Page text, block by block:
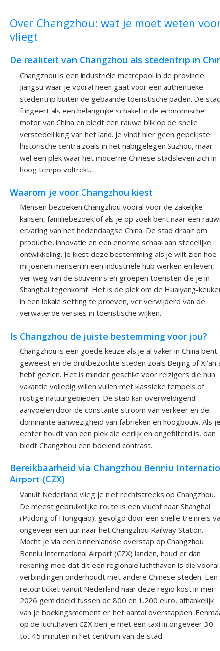
Over Changzhou: wat je moet weten
vliegt
De realiteit van Changzhou als stedentrip in
Changzhou is een industriële metropool in de provincie
Jiangsu waar je vooral heen gaat voor een authentieke
stedentrip buiten de gebaande toeristische paden. De
fungeert als een belangrijke schakel in de economische
motor van China en biedt een rauwe blik op de snelle
verstedelijking van het land. Je vindt hier geen gepolijste
historische centra zoals in het nabijgelegen Suzhou, maar
wel een plek waar het moderne Chinese stadsleven zich in
hoog tempo voltrekt.
Waarom je voor Changzhou kiest
Mensen bezoeken Changzhou vooral voor de zakelijke
kansen, familiebezoek of als je op zoek bent naar een
ervaring van het hedendaagse China. De stad draait om
productie, innovatie en een enorme schaal aan stedelijke
ontwikkeling. Je kiest deze bestemming als je wilt zien hoe
miljoenen mensen in een industriële hub werken en leven,
ver weg van de souvenirs en groepen toeristen die je in
Shanghai tegenkomt. Het is de plek om de Huaiyang-
in een lokale setting te proeven, ver verwijderd van de
verwaterde versies in toeristische wijken.
Is Changzhou de juiste bestemming voor jou?
Changzhou is een goede keuze als je al vaker in China bent
geweest en de drukbezochte steden zoals Beijing of Xi'an
hebt gezien. Het is minder geschikt voor reizigers die hun
vakantie volledig willen vullen met klassieke tempels of
rustige natuurgebieden. De stad kan overweldigend
aanvoelen door de constante stroom van verkeer en de
dominante aanwezigheid van fabrieken en hoogbouw. Als je
echter houdt van een plek die eerlijk en ongefilterd is, dan
biedt Changzhou een boeiend contrast.
Bereikbaarheid via Changzhou Benniu
Airport (CZX)
Vanuit Nederland vlieg je niet rechtstreeks op Changzhou.
De meest gebruikelijke route is een vlucht naar Shanghai
(Pudong of Hongqiao), gevolgd door een snelle treinreis
ongeveer een uur naar het Changzhou Railway Station.
Mocht je via een binnenlandse overstap op Changzhou
Benniu International Airport (CZX) landen, houd er dan
rekening mee dat dit een regionale luchthaven is die vooral
verbindingen onderhoudt met andere Chinese steden. Een
retourticket vanuit Nederland naar deze regio kost in mei
2026 gemiddeld tussen de 800 en 1.200 euro, afhankelijk
van je boekingsmoment en het aantal overstappen.
op de luchthaven CZX ben je met een taxi in ongeveer 30
tot 45 minuten in het centrum van de stad.